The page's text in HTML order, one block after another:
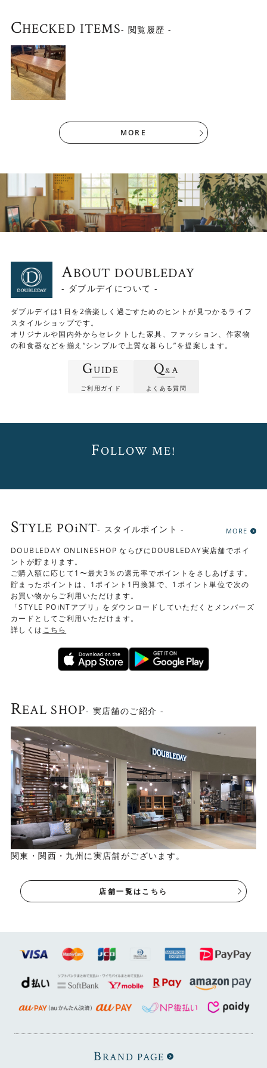
引出し内寸：幅400×奥行270×深さ550(mm)
デンマーク（1960年代 海外直輸入アンティ
材質
サイズ
幅905×奥行335×高さ450(mm)
その他
他の商品との同梱は出来ません。
CHECKED ITEMS- 閲覧履歴 -
MORE
ABOUT DOUBLEDAY
- ダブルデイについて -
ダブルデイは1日を2倍楽しく過ごすためのヒントが見つかるライフ
スタイルショップです。
オリジナルや国内外からセレクトした家具、ファッション、作家物
の和食器などを揃え“シンプルで上質な暮らし”を提案します。
GUIDE
ご利用ガイド
Q&A
よくある質問
FOLLOW ME!
STYLE POiNT- スタイルポイント - MORE
DOUBLEDAY ONLINESHOP ならびにDOUBLEDAY実店舗でポイ
ントが貯まります。
ご購入額に応じて1〜最大3％の還元率でポイントをさしあげます。
貯まったポイントは、1ポイント1円換算で、1ポイント単位で次の
お買い物からご利用いただけます。
「STYLE POiNTアプリ」をダウンロードしていただくとメンバーズ
カードとしてご利用いただけます。
詳しくは こちら
REAL SHOP- 実店舗のご紹介 -
関東・関西・九州に実店舗がございます。
店舗一覧はこちら
BRAND PAGE